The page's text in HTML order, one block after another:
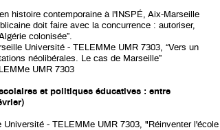
histoire contemporaine à l'INSPÉ, Aix-Marseille
doit faire avec la concurrence : autoriser,
colonisée”.
Université - TELEMMe UMR 7303, “Vers un
néolibérales. Le cas de Marseille”
UMR 7303
et politiques éducatives : entre
- TELEMMe UMR 7303, "Réinventer l'école